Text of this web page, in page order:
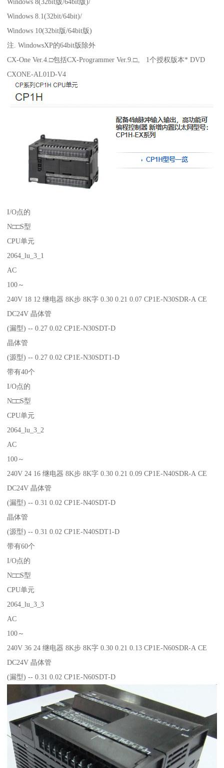
Windows 8.1(32bit/64bit)/
Windows 10(32bit版/64bit版)
注. WindowsXP的64bit版除外
CX-One Ver.4.□包括CX-Programmer Ver.9.□。 1个授权版本* DVD
CXONE-AL01D-V4
I/O点的
N□□S型
CPU单元
2064_lu_3_1
AC
100～
240V 18 12 继电器 8K步 8K字 0.30 0.21 0.07 CP1E-N30SDR-A CE
DC24V 晶体管
(漏型) -- 0.27 0.02 CP1E-N30SDT-D
晶体管
(源型) -- 0.27 0.02 CP1E-N30SDT1-D
带有40个
I/O点的
N□□S型
CPU单元
2064_lu_3_2
AC
100～
240V 24 16 继电器 8K步 8K字 0.30 0.21 0.09 CP1E-N40SDR-A CE
DC24V 晶体管
(漏型) -- 0.31 0.02 CP1E-N40SDT-D
晶体管
(源型) -- 0.31 0.02 CP1E-N40SDT1-D
带有60个
I/O点的
N□□S型
CPU单元
2064_lu_3_3
AC
100～
240V 36 24 继电器 8K步 8K字 0.30 0.21 0.13 CP1E-N60SDR-A CE
DC24V 晶体管
(漏型) -- 0.31 0.02 CP1E-N60SDT-D